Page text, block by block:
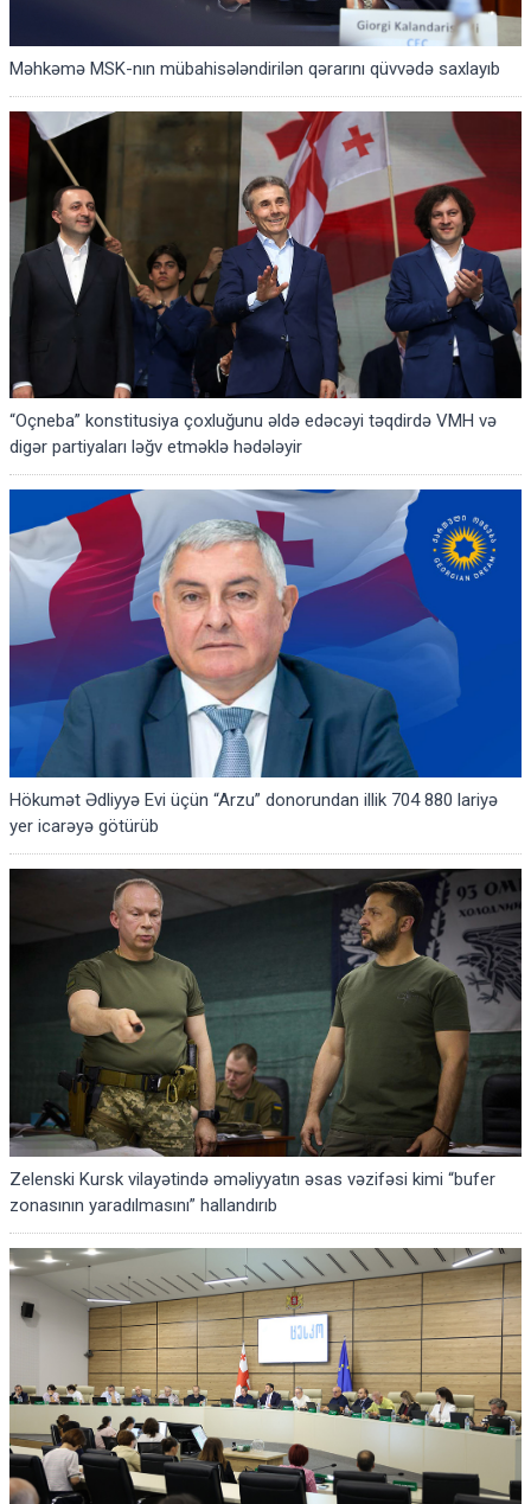
Məhkəmə MSK-nın mübahisələndirilən qərarını qüvvədə saxlayıb
“Oçneba” konstitusiya çoxluğunu əldə edəcəyi təqdirdə VMH və
digər partiyaları ləğv etməklə hədələyir
Hökumət Ədliyyə Evi üçün “Arzu” donorundan illik 704 880 lariyə
yer icarəyə götürüb
Zelenski Kursk vilayətində əməliyyatın əsas vəzifəsi kimi “bufer
zonasının yaradılmasını” hallandırıb